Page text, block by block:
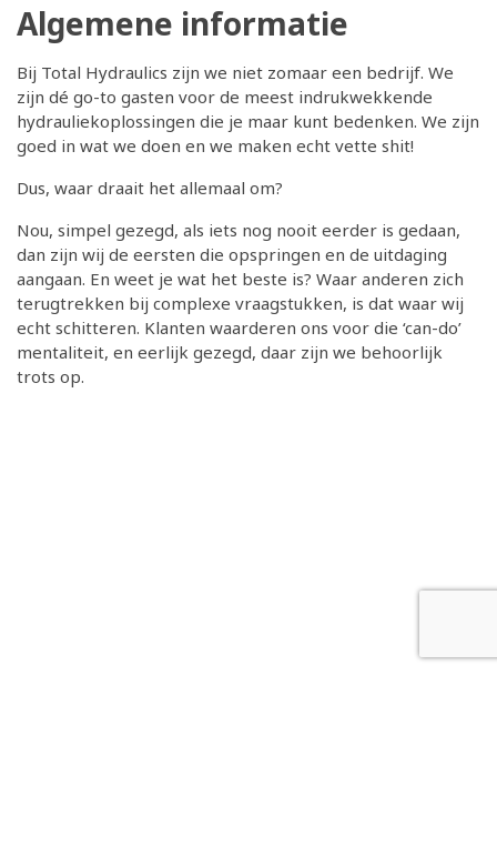
Algemene informatie
Bij Total Hydraulics zijn we niet zomaar een bedrijf. We
zijn dé go-to gasten voor de meest indrukwekkende
hydrauliekoplossingen die je maar kunt bedenken. We zijn
goed in wat we doen en we maken echt vette shit!
Dus, waar draait het allemaal om?
Nou, simpel gezegd, als iets nog nooit eerder is gedaan,
dan zijn wij de eersten die opspringen en de uitdaging
aangaan. En weet je wat het beste is? Waar anderen zich
terugtrekken bij complexe vraagstukken, is dat waar wij
echt schitteren. Klanten waarderen ons voor die ‘can-do’
mentaliteit, en eerlijk gezegd, daar zijn we behoorlijk
trots op.